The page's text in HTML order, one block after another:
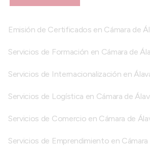
Emisión de Certificados en Cámara de
Servicios de Formación en Cámara de
Servicios de Internacionalización en
Servicios de Logística en Cámara de
Servicios de Comercio en Cámara de
Servicios de Emprendimiento en Cámara